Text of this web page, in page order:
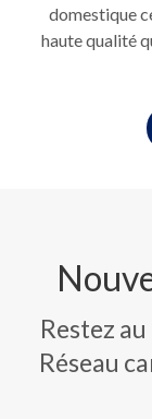
domestique
haute qualité
Restez
Réseau